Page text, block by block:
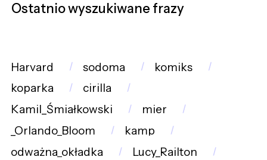
Ostatnio wyszukiwane frazy
Harvard sodoma
komiks
koparka
cirilla
Kamil_Śmiałkowski
mier
_Orlando_Bloom
kamp
odważna_okładka
Lucy_Railton